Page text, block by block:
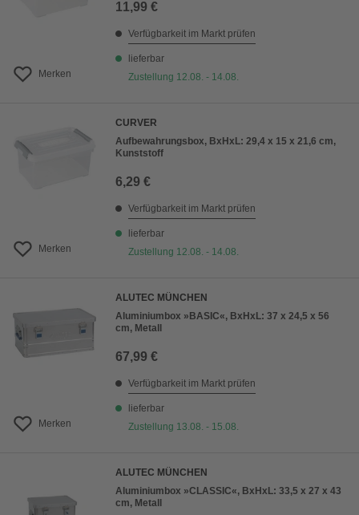
Merken
11,99 €
Verfügbarkeit im Markt prüfen
lieferbar
Zustellung 12.08. - 14.08.
Merken
CURVER
Aufbewahrungsbox, BxHxL: 29,4 x 15 x 21,6 cm,
Kunststoff
6,29 €
Verfügbarkeit im Markt prüfen
lieferbar
Zustellung 12.08. - 14.08.
Merken
ALUTEC MÜNCHEN
Aluminiumbox »BASIC«, BxHxL: 37 x 24,5 x 56
cm, Metall
67,99 €
Verfügbarkeit im Markt prüfen
lieferbar
Zustellung 13.08. - 15.08.
ALUTEC MÜNCHEN
Aluminiumbox »CLASSIC«, BxHxL: 33,5 x 27 x 43
cm, Metall